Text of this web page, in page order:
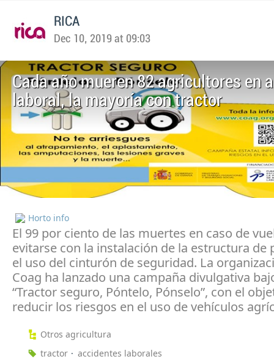
RICA
Dec 10, 2019 at 09:03
Cada año mueren 82 agricultores en
laboral, la mayoría con tractor
Horto info
El 99 por ciento de las muertes en caso de
evitarse con la instalación de la estructura de
el uso del cinturón de seguridad. La
Coag ha lanzado una campaña divulgativa
“Tractor seguro, Póntelo, Pónselo”, con el
reducir los riesgos en el uso de vehículos
Otros agricultura
tractor
accidentes laborales